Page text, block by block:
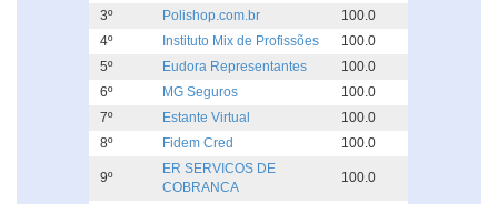
3º Polishop.com.br
100.0
4º
Instituto Mix de Profissões
100.0
5º
Eudora Representantes
100.0
6º
MG Seguros
100.0
7º
Estante Virtual
100.0
8º
Fidem Cred 100.0
9º
ER SERVICOS DE
COBRANCA
100.0